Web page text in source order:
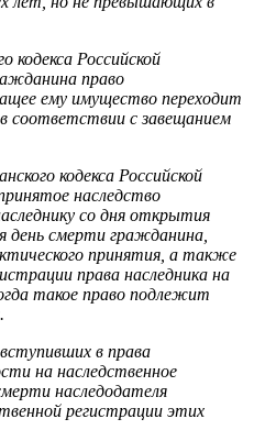
кодекса Российской
право
ему имущество переходит
соответствии с завещанием
кодекса Российской
наследство
со дня открытия
день смерти гражданина,
принятия, а также
права наследника на
такое право подлежит
в права
на наследственное
наследодателя
регистрации этих